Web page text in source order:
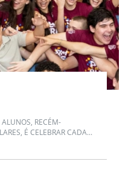
ALUNOS, RECÉM-
É CELEBRAR CADA...